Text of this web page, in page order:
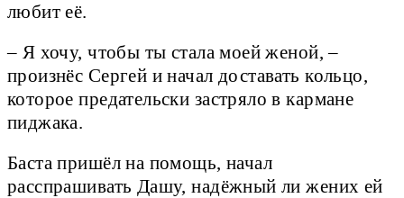
любит её.
– Я хочу, чтобы ты стала моей женой, –
произнёс Сергей и начал доставать кольцо,
которое предательски застряло в кармане
пиджака.
Баста пришёл на помощь, начал
расспрашивать Дашу, надёжный ли жених ей